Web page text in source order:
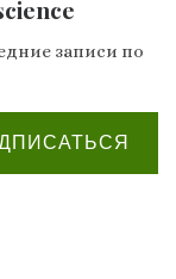
записи по